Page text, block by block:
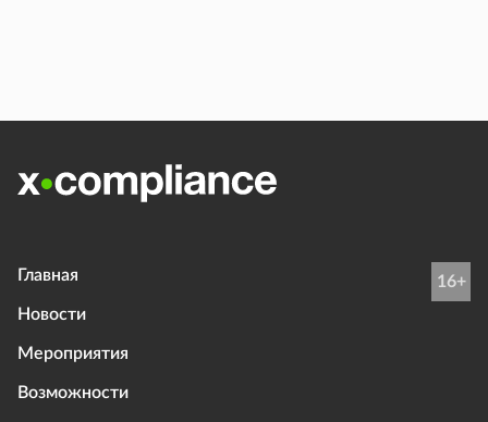
Главная
Новости
Мероприятия
Возможности
16+